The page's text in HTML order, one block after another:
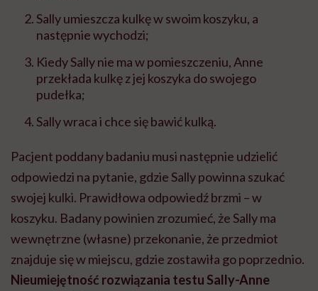
Sally umieszcza kulkę w swoim koszyku, a
następnie wychodzi;
Kiedy Sally nie ma w pomieszczeniu, Anne
przekłada kulkę z jej koszyka do swojego
pudełka;
Sally wraca i chce się bawić kulką.
Pacjent poddany badaniu musi następnie udzielić
odpowiedzi na pytanie, gdzie Sally powinna szukać
swojej kulki. Prawidłowa odpowiedź brzmi – w
koszyku. Badany powinien zrozumieć, że Sally ma
wewnętrzne (własne) przekonanie, że przedmiot
znajduje się w miejscu, gdzie zostawiła go poprzednio.
Nieumiejętność rozwiązania testu Sally-Anne